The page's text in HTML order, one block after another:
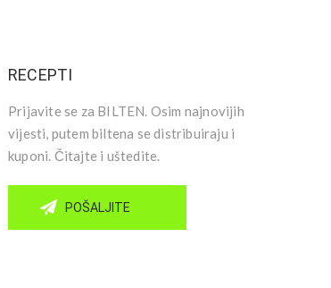
RECEPTI
Prijavite se za BILTEN. Osim najnovijih
vijesti, putem biltena se distribuiraju i
kuponi. Čitajte i uštedite.
POŠALJITE